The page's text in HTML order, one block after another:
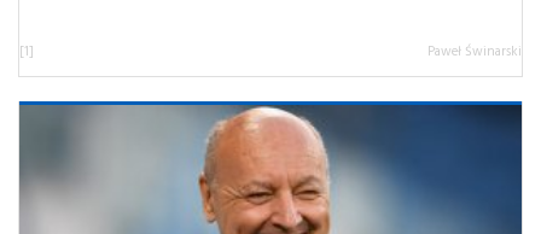
[1] Paweł Świnarski